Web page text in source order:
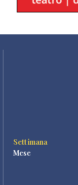
Settimana
Mese